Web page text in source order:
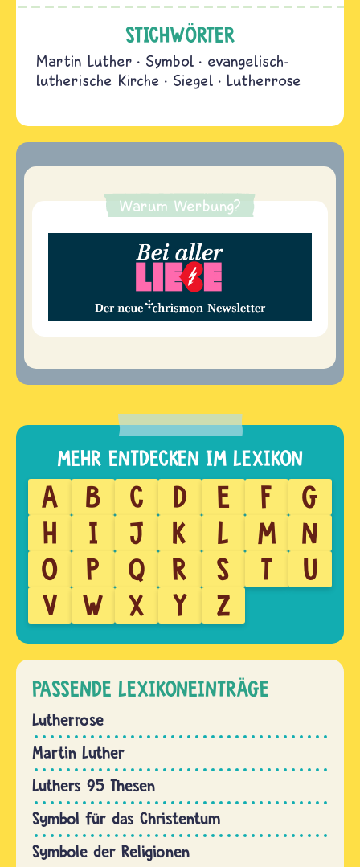
STICHWÖRTER
Martin Luther Symbol
evangelisch-
lutherische Kirche
Siegel Lutherrose
Warum Werbung?
A B C D E F
G
H
I J K L M
N
O
P Q R S T
U
V
W X Y Z
PASSENDE LEXIKONEINTRÄGE
Lutherrose
Martin Luther
Luthers 95 Thesen
Symbol für das Christentum
Symbole der Religionen